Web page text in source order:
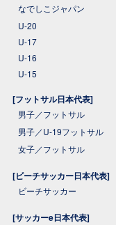
なでしこジャパン
U-20
U-17
U-16
U-15
[フットサル日本代表]
男子／フットサル
男子／U-19フットサル
女子／フットサル
[ビーチサッカー日本代表]
ビーチサッカー
[サッカーe日本代表]